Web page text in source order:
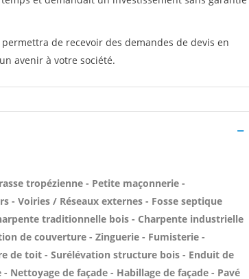
de recevoir des demandes de devis en
avenir à votre société.
tropézienne - Petite maçonnerie -
- Voiries / Réseaux externes - Fosse septique
traditionnelle bois - Charpente industrielle
de couverture - Zinguerie - Fumisterie -
de toit - Surélévation structure bois - Enduit de
Nettoyage de façade - Habillage de façade - Pavé